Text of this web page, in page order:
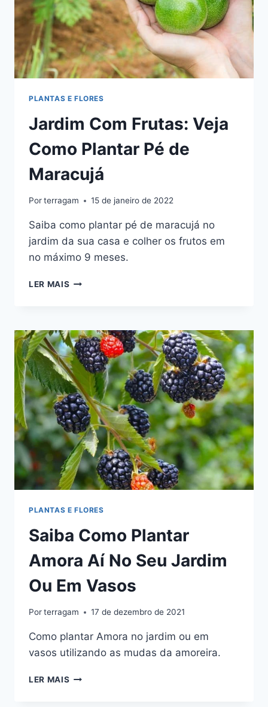
PLANTAS E FLORES
Jardim Com Frutas: Veja
Como Plantar Pé de
Maracujá
Porterragam 15 de janeiro de 2022
Saiba como plantar pé de maracujá no
jardim da sua casa e colher os frutos em
no máximo 9 meses.
LER MAIS JARDIM
COMO
PLANTAR
PÉ
DE
MARACUJÁ
PLANTAS E FLORES
Saiba Como Plantar
Amora Aí No Seu Jardim
Ou Em Vasos
Porterragam 17 de dezembro de 2021
Como plantar Amora no jardim ou em
vasos utilizando as mudas da amoreira.
LER MAIS SAIBA